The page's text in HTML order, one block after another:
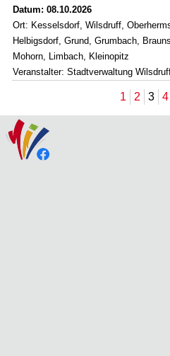
Datum: 08.10.2026
Ort: Kesselsdorf, Wilsdruff,
Helbigsdorf, Grund, Grumbach,
Mohorn, Limbach, Kleinopitz
Veranstalter: Stadtverwaltung
1 2 3 4